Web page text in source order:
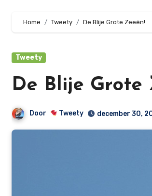
Home Tweety De Blije Grote Zeeën!
Tweety
De Blije Grote
Door Tweety december 30,